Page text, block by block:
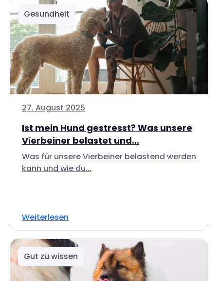
Gesundheit
27. August 2025
Ist mein Hund gestresst? Was unsere
Vierbeiner belastet und...
Was für unsere Vierbeiner belastend werden
kann und wie du...
Weiterlesen
Gut zu wissen